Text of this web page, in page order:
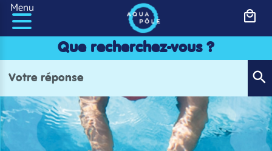
Panneau de gestion des cookies
Menu
Que recherchez-vous ?